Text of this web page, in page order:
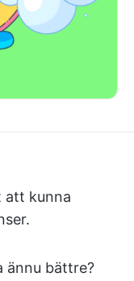
att kunna
ännu bättre?